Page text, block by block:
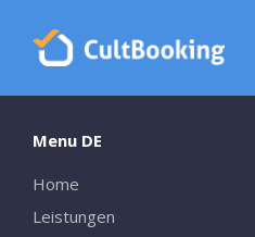
Menu DE
Home
Leistungen